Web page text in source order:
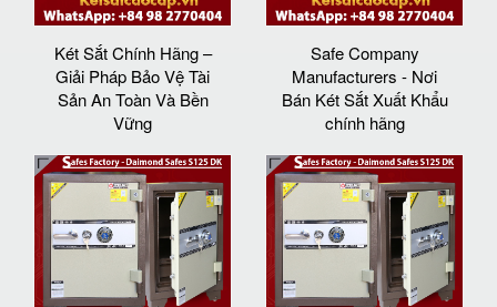
Két Sắt Chính Hãng –
Giải Pháp Bảo Vệ Tài
Sản An Toàn Và Bền
Vững
Safe Company
Manufacturers - Nơi
Bán Két Sắt Xuất Khẩu
chính hãng